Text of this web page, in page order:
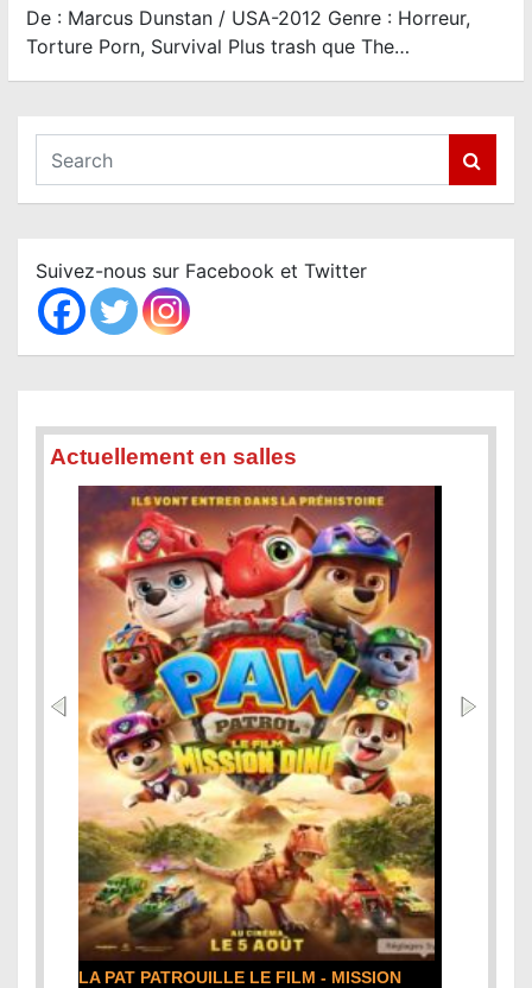
De : Marcus Dunstan / USA-2012 Genre : Horreur,
Torture Porn, Survival Plus trash que The…
a
c
h
Suivez-nous sur Facebook et Twitter
Actuellement en salles
LA PAT PATROUILLE LE FILM - MISSION